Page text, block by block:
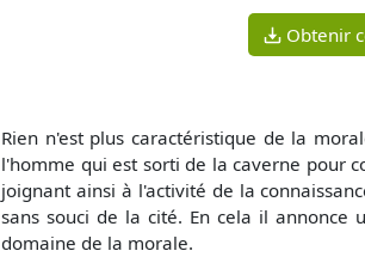
Obtenir
Rien n'est plus caractéristique de la
l'homme qui est sorti de la caverne pour
joignant ainsi à l'activité de la
sans souci de la cité. En cela il
domaine de la morale.